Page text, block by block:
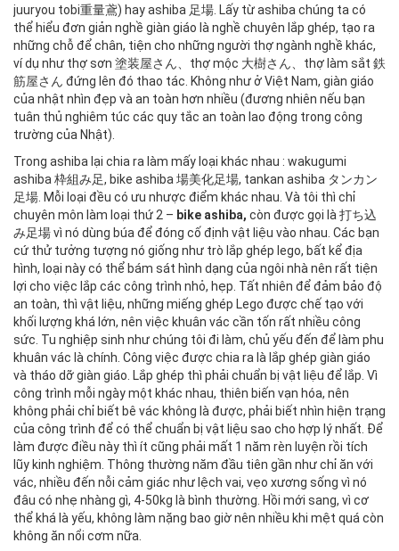
juuryou tobi重量鳶) hay ashiba 足場. Lấy từ ashiba chúng ta có
thể hiểu đơn giản nghề giàn giáo là nghề chuyên lắp ghép, tạo ra
những chỗ để chân, tiện cho những người thợ ngành nghề khác,
ví dụ như thợ sơn 塗装屋さん、thợ mộc 大樹さん、thợ làm sắt 鉄
筋屋さん đứng lên đó thao tác. Không như ở Việt Nam, giàn giáo
của nhật nhìn đẹp và an toàn hơn nhiều (đương nhiên nếu bạn
tuân thủ nghiêm túc các quy tắc an toàn lao động trong công
trường của Nhật).
Trong ashiba lại chia ra làm mấy loại khác nhau : wakugumi
ashiba 枠組み足, bike ashiba 場美化足場, tankan ashiba タンカン
足場. Mỗi loại đều có ưu nhược điểm khác nhau. Và tôi thì chỉ
chuyên môn làm loại thứ 2 – bike ashiba, còn được gọi là 打ち込
み足場 vì nó dùng búa để đóng cố định vật liệu vào nhau. Các bạn
cứ thử tưởng tượng nó giống như trò lắp ghép lego, bất kể địa
hình, loại này có thể bám sát hình dạng của ngôi nhà nên rất tiện
lợi cho việc lắp các công trình nhỏ, hẹp. Tất nhiên để đảm bảo độ
an toàn, thì vật liệu, những miếng ghép Lego được chế tạo với
khối lượng khá lớn, nên việc khuân vác cần tốn rất nhiều công
sức. Tu nghiệp sinh như chúng tôi đi làm, chủ yếu đến để làm phu
khuân vác là chính. Công việc được chia ra là lắp ghép giàn giáo
và tháo dỡ giàn giáo. Lắp ghép thì phải chuẩn bị vật liệu để lắp. Vì
công trình mỗi ngày một khác nhau, thiên biến vạn hóa, nên
không phải chỉ biết bê vác không là được, phải biết nhìn hiện trạng
của công trình để có thể chuẩn bị vật liệu sao cho hợp lý nhất. Để
làm được điều này thì ít cũng phải mất 1 năm rèn luyện rồi tích
lũy kinh nghiệm. Thông thường năm đầu tiên gần như chỉ ăn với
vác, nhiều đến nỗi cảm giác như lệch vai, vẹo xương sống vì nó
đâu có nhẹ nhàng gì, 4-50kg là bình thường. Hồi mới sang, vì cơ
thể khá là yếu, không làm nặng bao giờ nên nhiều khi mệt quá còn
không ăn nổi cơm nữa.